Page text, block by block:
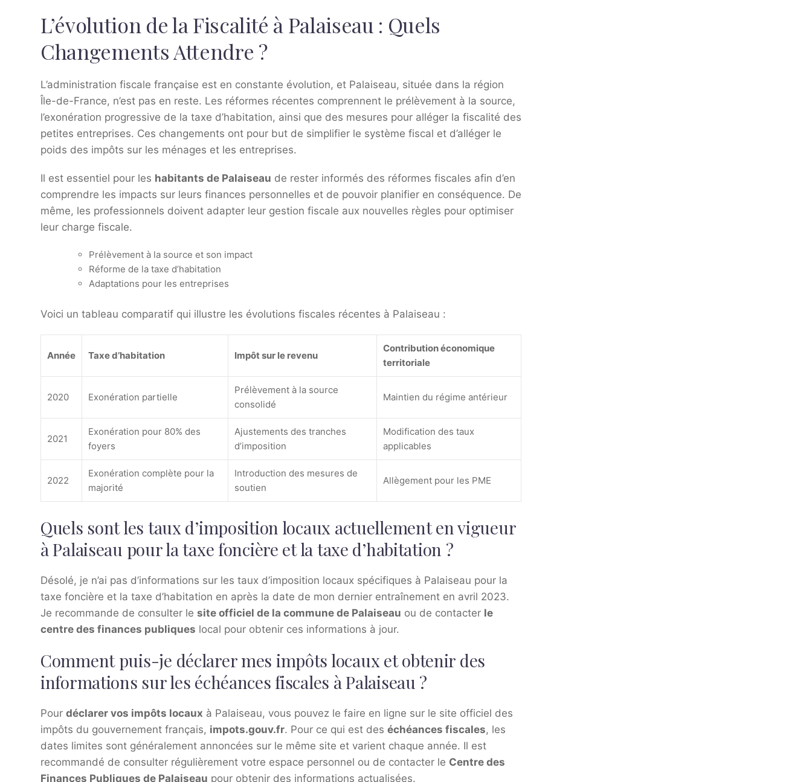
L’évolution de la Fiscalité à Palaiseau : Quels
Changements Attendre ?
L’administration fiscale française est en constante évolution, et Palaiseau, située dans la région
Île-de-France, n’est pas en reste. Les réformes récentes comprennent le prélèvement à la source,
l’exonération progressive de la taxe d’habitation, ainsi que des mesures pour alléger la fiscalité des
petites entreprises. Ces changements ont pour but de simplifier le système fiscal et d’alléger le
poids des impôts sur les ménages et les entreprises.
Il est essentiel pour les habitants de Palaiseau de rester informés des réformes fiscales afin d’en
comprendre les impacts sur leurs finances personnelles et de pouvoir planifier en conséquence. De
même, les professionnels doivent adapter leur gestion fiscale aux nouvelles règles pour optimiser
leur charge fiscale.
Prélèvement à la source et son impact
Réforme de la taxe d’habitation
Adaptations pour les entreprises
Voici un tableau comparatif qui illustre les évolutions fiscales récentes à Palaiseau :
Année Taxe d’habitation Impôt sur le revenu
Contribution économique
territoriale
2020 Exonération partielle
Prélèvement à la source
consolidé
Maintien du régime antérieur
2021
Exonération pour 80% des
foyers
Ajustements des tranches
d’imposition
Modification des taux
applicables
2022
Exonération complète pour la
majorité
Introduction des mesures de
soutien
Allègement pour les PME
Quels sont les taux d’imposition locaux actuellement en vigueur
à Palaiseau pour la taxe foncière et la taxe d’habitation ?
Désolé, je n’ai pas d’informations sur les taux d’imposition locaux spécifiques à Palaiseau pour la
taxe foncière et la taxe d’habitation en après la date de mon dernier entraînement en avril 2023.
Je recommande de consulter le site officiel de la commune de Palaiseau ou de contacter le
centre des finances publiques local pour obtenir ces informations à jour.
Comment puis-je déclarer mes impôts locaux et obtenir des
informations sur les échéances fiscales à Palaiseau ?
Pour déclarer vos impôts locaux à Palaiseau, vous pouvez le faire en ligne sur le site officiel des
impôts du gouvernement français, impots.gouv.fr. Pour ce qui est des échéances fiscales, les
dates limites sont généralement annoncées sur le même site et varient chaque année. Il est
recommandé de consulter régulièrement votre espace personnel ou de contacter le Centre des
Finances Publiques de Palaiseau pour obtenir des informations actualisées.